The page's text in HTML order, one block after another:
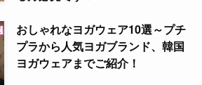
おしゃれなヨガウェア10選～プチ
プラから人気ヨガブランド、韓国
ヨガウェアまでご紹介！